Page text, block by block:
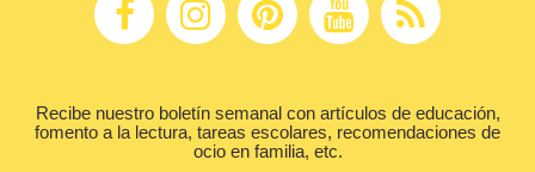
Recibe nuestro boletín semanal con artículos de educación,
fomento a la lectura, tareas escolares, recomendaciones de
ocio en familia, etc.